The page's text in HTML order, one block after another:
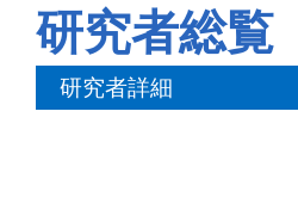
研究者総覧
研究者詳細